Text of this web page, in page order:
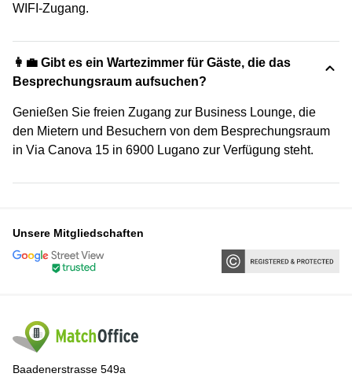
WIFI-Zugang.
👩‍💼 Gibt es ein Wartezimmer für Gäste, die das
Besprechungsraum aufsuchen?
Genießen Sie freien Zugang zur Business Lounge, die
den Mietern und Besuchern von dem Besprechungsraum
in Via Canova 15 in 6900 Lugano zur Verfügung steht.
Unsere Mitgliedschaften
Baadenerstrasse 549a